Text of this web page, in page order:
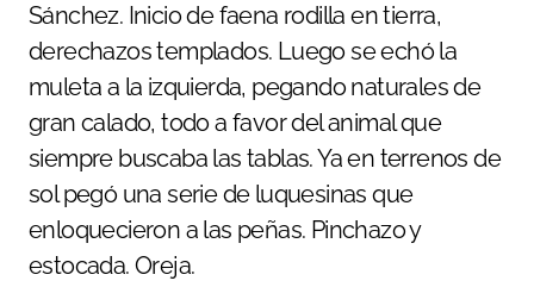
Sánchez. Inicio de faena rodilla en tierra,
derechazos templados. Luego se echó la
muleta a la izquierda, pegando naturales de
gran calado, todo a favor del animal que
siempre buscaba las tablas. Ya en terrenos de
sol pegó una serie de luquesinas que
enloquecieron a las peñas. Pinchazo y
estocada. Oreja.